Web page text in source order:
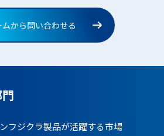
ムから問い合わせる
フジクラ製品が活躍する市場